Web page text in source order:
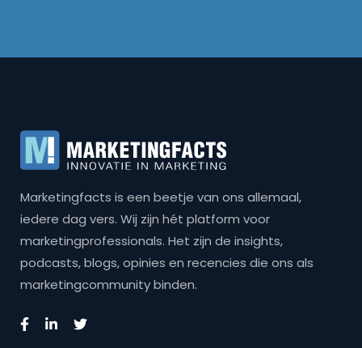
Marketingfacts is een beetje van ons allemaal,
iedere dag vers. Wij zijn hét platform voor
marketingprofessionals. Het zijn de insights,
podcasts, blogs, opinies en recencies die ons als
marketingcommunity binden.